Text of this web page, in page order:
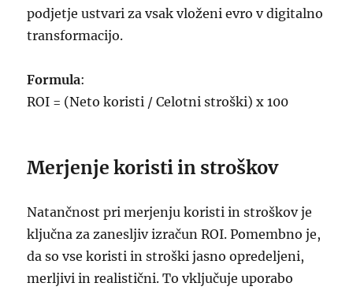
podjetje ustvari za vsak vloženi evro v digitalno
transformacijo.
Formula:
ROI = (Neto koristi / Celotni stroški) x 100
Merjenje koristi in stroškov
Natančnost pri merjenju koristi in stroškov je
ključna za zanesljiv izračun ROI. Pomembno je,
da so vse koristi in stroški jasno opredeljeni,
merljivi in realistični. To vključuje uporabo